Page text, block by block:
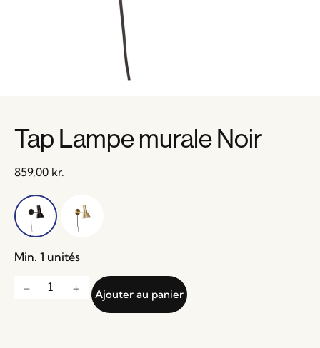
Tap Lampe murale Noir
859,00 kr.
Min. 1 unités
Ajouter au panier